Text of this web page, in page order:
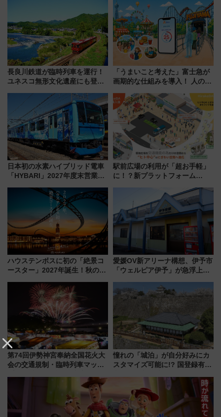
長良川鉄道が臨時列車を運行！
ユネスコ無形文化遺産にも登録
に 乗車には予約が必要
「うまいこと考えた」富士急が
画期的な仕組みを導入！ 人のか
ん」始動
日本初の水素ハイブリッド電車
「HYBARI」2027年度末営業運
で水素利活用が加速
駅前広場の利用が「超お手軽」
に！？新プラットフォーム
マホで簡単申請 物販や演奏会な
どに【JR東日本】
ハウステンボスに初の「絶景コ
ースター」2027年誕生！秋の
ろも一挙紹介
愛媛OV新アリーナ構想、伊予市
「ウェルピア伊予」が急浮上！
で探る鉄道アクセスの未来
第74回伊勢神宮奉納全国花火大
会の交通規制・臨時列車マッ
憧れの「城泊」が自分好みにカ
スタマイズ可能に!? 国登録有形
にオーダーメイド型の宿泊プラ
ンが誕生！